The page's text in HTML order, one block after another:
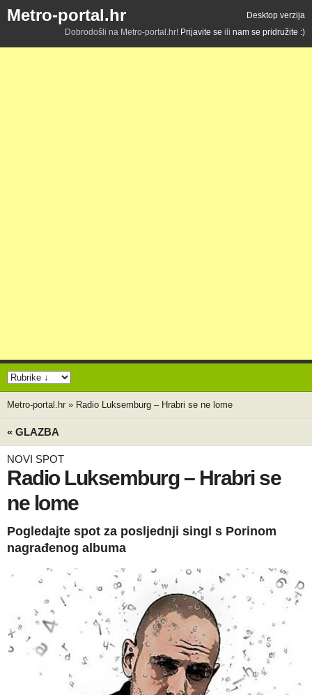
Metro-portal.hr
Desktop verzija
Dobrodošli na Metro-portal.hr! Prijavite se ili nam se pridružite :)
Metro-portal.hr » Radio Luksemburg – Hrabri se ne lome
« GLAZBA
NOVI SPOT
Radio Luksemburg – Hrabri se
ne lome
Pogledajte spot za posljednji singl s Porinom
nagrađenog albuma